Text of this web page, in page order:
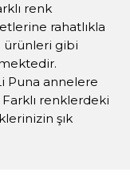
renk
rahatlıkla
ürünleri gibi
Puna annelere
renklerdeki
şık